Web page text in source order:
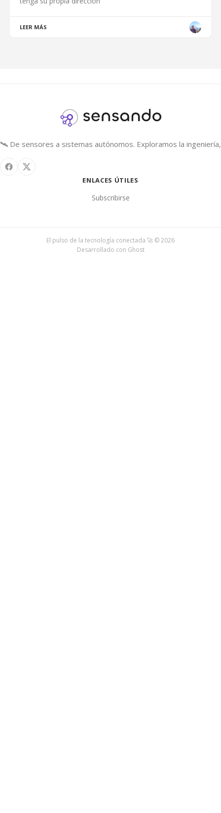
LEER MÁS
🛰️ De sensores a sistemas autónomos. Exploramos la
ENLACES ÚTILES
Subscribirse
El pulso de la tecnología conectada 🚀 © 2026
Desarrollado con Ghost